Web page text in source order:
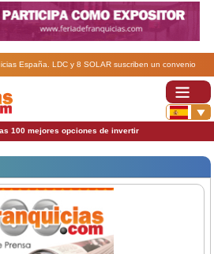
España. LDC y 8 SOLAR suscriben un convenio
100 mejores opciones de invertir